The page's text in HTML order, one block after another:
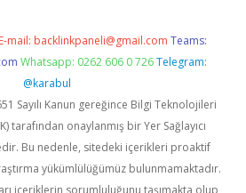
E-mail: backlinkpaneli@gmail.com Teams:
Whatsapp: 0262 606 0 726 Telegram:
@karabul
Sayılı Kanun gereğince Bilgi Teknolojileri
tarafından onaylanmış bir Yer Sağlayıcı
Bu nedenle, sitedeki içerikleri proaktif
yükümlülüğümüz bulunmamaktadır.
içeriklerin sorumluluğunu taşımakta olup,